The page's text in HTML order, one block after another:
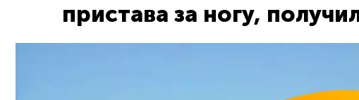
пристава за ногу,